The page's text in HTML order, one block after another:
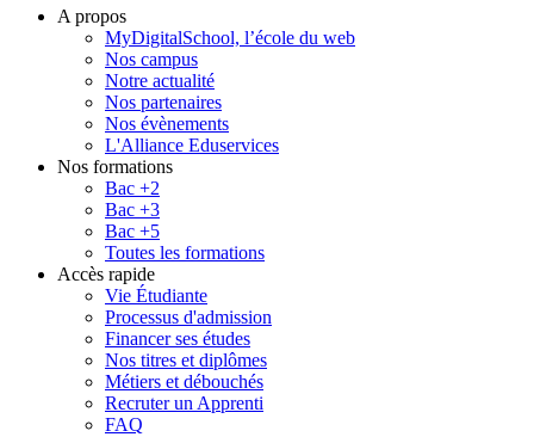
A propos
MyDigitalSchool, l’école du web
Nos campus
Notre actualité
Nos partenaires
Nos évènements
L'Alliance Eduservices
Nos formations
Bac +2
Bac +3
Bac +5
Toutes les formations
Accès rapide
Vie Étudiante
Processus d'admission
Financer ses études
Nos titres et diplômes
Métiers et débouchés
Recruter un Apprenti
FAQ